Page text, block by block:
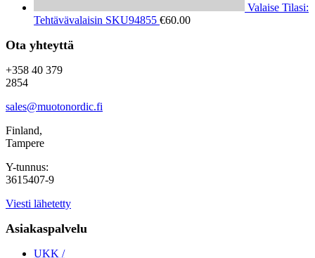
Valaise Tilasi:
Tehtävävalaisin SKU94855 €60.00
Ota yhteyttä
+358 40 379
2854
sales@muotonordic.fi
Finland,
Tampere
Y-tunnus:
3615407-9
Viesti lähetetty
Asiakaspalvelu
UKK /